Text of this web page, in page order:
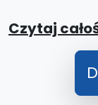
Czytaj